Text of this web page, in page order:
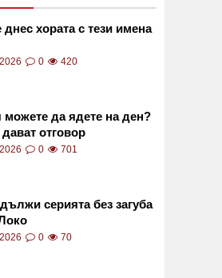
днес хората с тези имена
0 420
можете да ядете на ден?
отговор
0 701
серията без загуба
0 70